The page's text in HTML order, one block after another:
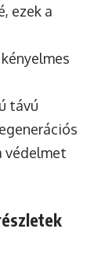
ezek a
távú
védelmet